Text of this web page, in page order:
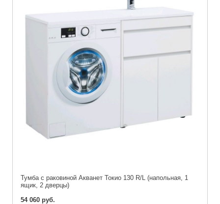
Тумба с раковиной Акванет Токио 130 R/L (напольная, 1
ящик, 2 дверцы)
54 060 руб.